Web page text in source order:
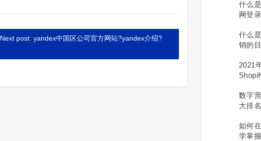
Next post: yandex中国区公司官方网站?yandex介绍?
什么
网登
什么
销的
2021
数字
大排
如何
学掌